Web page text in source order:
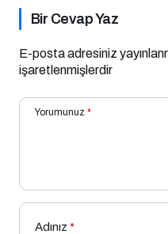
Bir Cevap Yaz
E-posta adresiniz
işaretlenmişlerdir
Yorumunuz *
Adınız *